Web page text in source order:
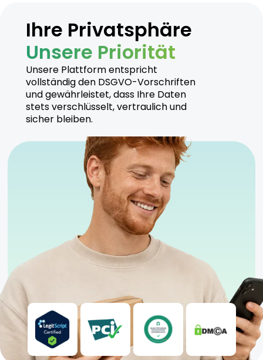
Ihre Privatsphäre
Unsere Priorität
Unsere Plattform entspricht
vollständig den DSGVO-Vorschriften
und gewährleistet, dass Ihre Daten
stets verschlüsselt, vertraulich und
sicher bleiben.